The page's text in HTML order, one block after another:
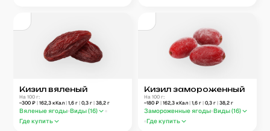
Кизил вяленый
На 100 г:
~300 ₽| 162,3 кКал| 1,6 г| 0,3 г| 38,2 г
Вяленые ягоды Виды (16)
Где купить
Кизил замороженный
На 100 г:
~180 ₽ | 162,3 кКал | 1,6 г | 0,3 г | 38,2 г
Замороженные ягоды Виды (16)
Где купить